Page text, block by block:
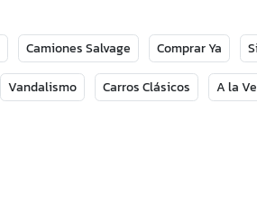
Camiones Salvage Comprar Ya
Vandalismo Carros Clásicos A la